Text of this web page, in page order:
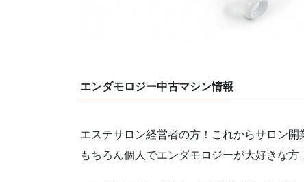
エンダモロジー中古マシン情報
エステサロン経営者の方！これからサロン開
もちろん個人でエンダモロジーが大好きな方